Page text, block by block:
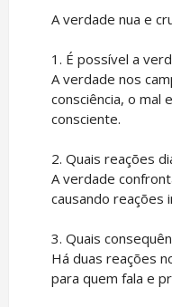
A verdade nua e
1. É possível a
A verdade nos
consciência, o mal
consciente.
2. Quais reações
A verdade
causando reações
3. Quais
Há duas reações
para quem fala e